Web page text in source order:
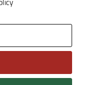
raccolgono